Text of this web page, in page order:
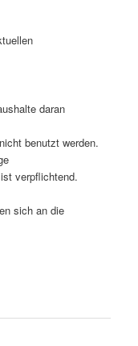
daran
benutzt werden.
verpflichtend.
sich an die